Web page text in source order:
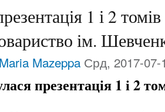
1 і 2
ім.
Maria Mazeppa Срд, 2017-07-
презентація 1 і 2